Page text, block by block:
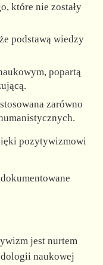
które nie zostały
podstawą wiedzy
popartą
zarówno
pozytywizmowi
jest nurtem
naukowej